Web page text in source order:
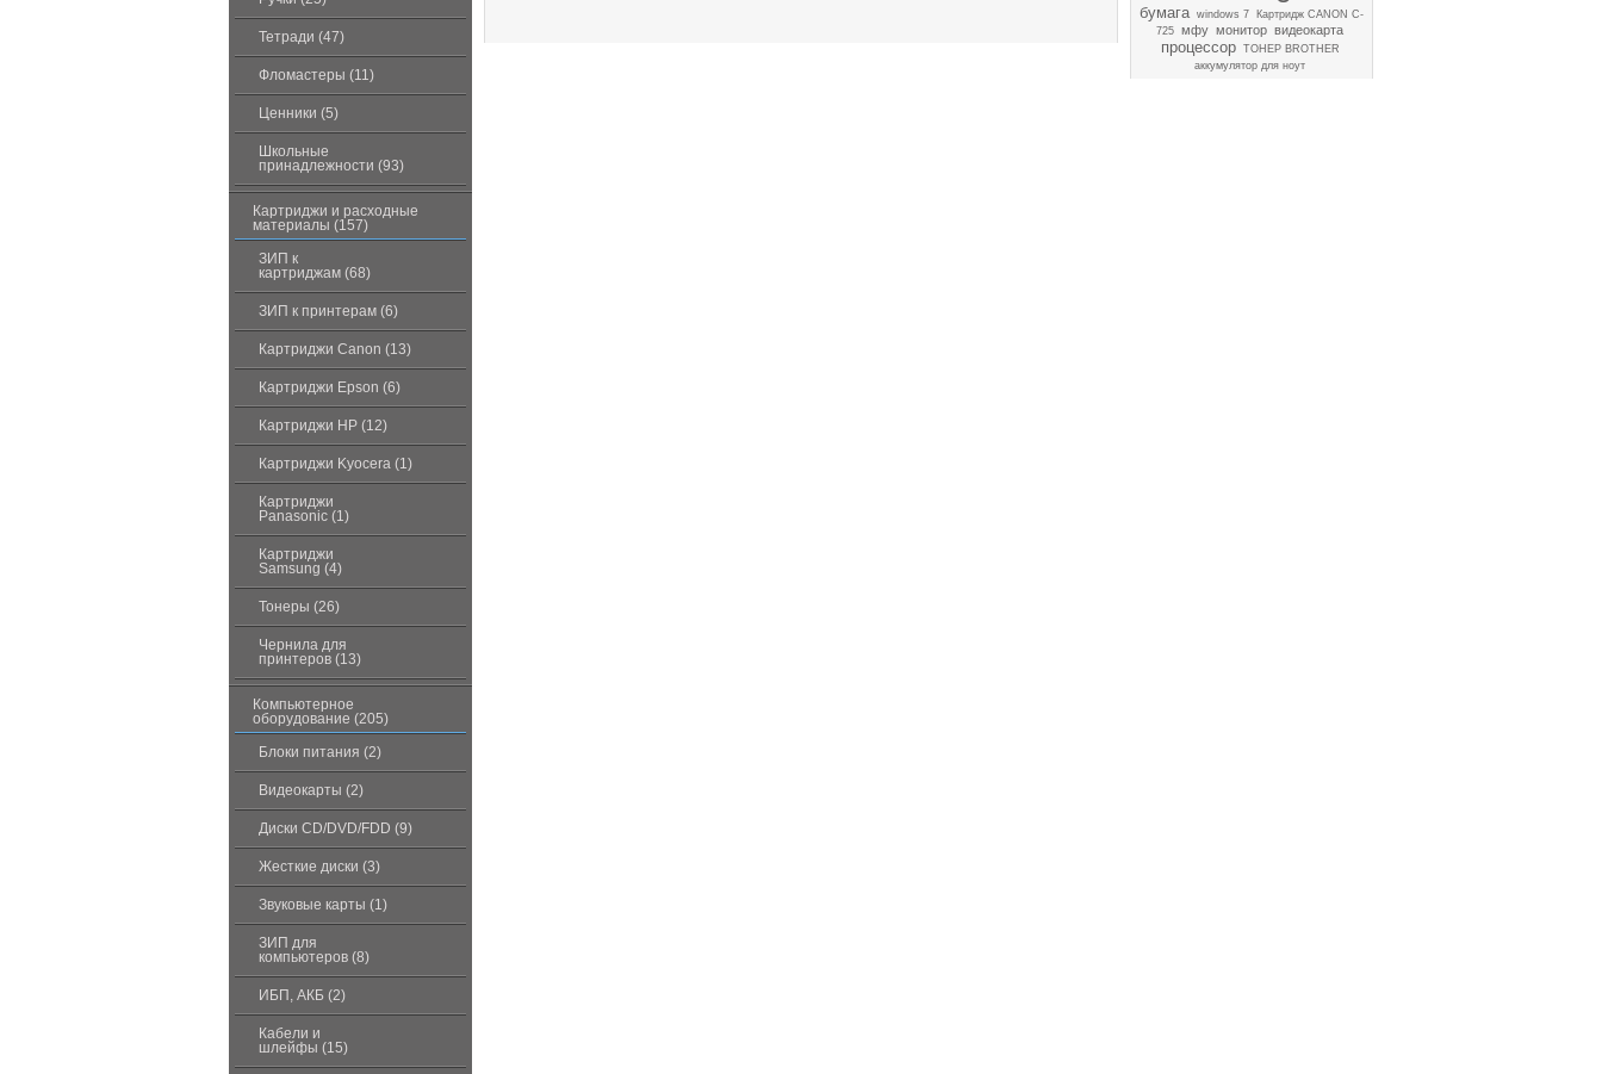
Тетради (47)
Фломастеры (11)
Ценники (5)
Школьные
принадлежности (93)
Картриджи и расходные
материалы (157)
ЗИП к
картриджам (68)
ЗИП к принтерам (6)
Картриджи Canon (13)
Картриджи Epson (6)
Картриджи HP (12)
Картриджи Kyocera (1)
Картриджи
Panasonic (1)
Картриджи
Samsung (4)
Тонеры (26)
Чернила для
принтеров (13)
Компьютерное
оборудование (205)
Блоки питания (2)
Видеокарты (2)
Диски CD/DVD/FDD (9)
Жесткие диски (3)
Звуковые карты (1)
ЗИП для
компьютеров (8)
ИБП, АКБ (2)
Кабели и
шлейфы (15)
бумага windows 7
Картридж CANON C-
725 мфу монитор видеокарта
процессор
ТОНЕР BROTHER
аккумулятор для ноут